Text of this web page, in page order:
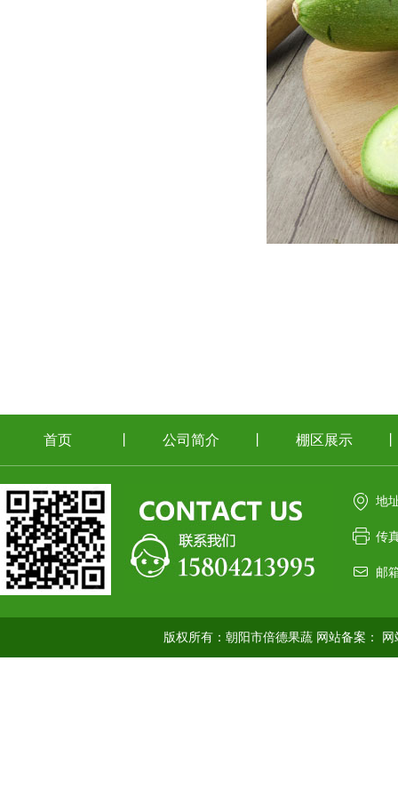
首页 公司简介 棚区展示
地
传
邮
版权所有：朝阳市倍德果蔬 网站备案： 网